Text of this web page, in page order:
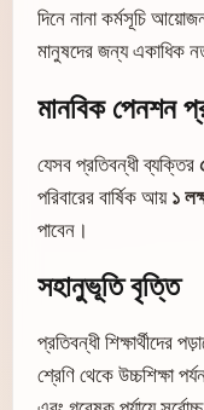
দিনে নানা কর্মসূচি
মানুষদের জন্য একাধিক
মানবিক পেনশন
যেসব প্রতিবন্ধী ব্যক্তির
পরিবারের বার্ষিক আয়১
পাবেন।
সহানুভূতি বৃত্তি
প্রতিবন্ধী শিক্ষার্থীদের
শ্রেণি থেকে উচ্চশিক্ষা